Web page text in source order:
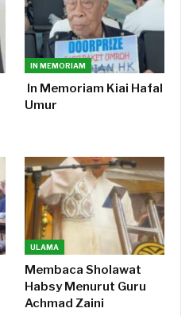
IN MEMORIAM
In Memoriam Kiai Hafal
Umur
ULAMA
Membaca Sholawat
Habsy Menurut Guru
Achmad Zaini